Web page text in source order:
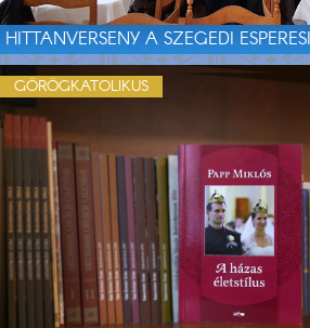
HITTANVERSENY A SZEGEDI
GÖRÖGKATOLIKUS